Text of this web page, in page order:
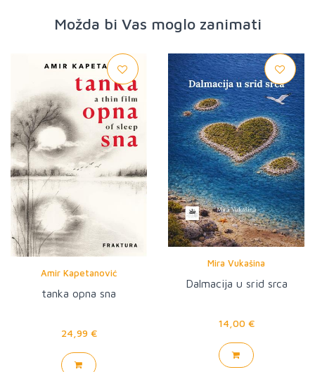
Možda bi Vas moglo zanimati
Amir Kapetanović
tanka opna sna
24,99 €
Mira Vukašina
Dalmacija u srid srca
14,00 €